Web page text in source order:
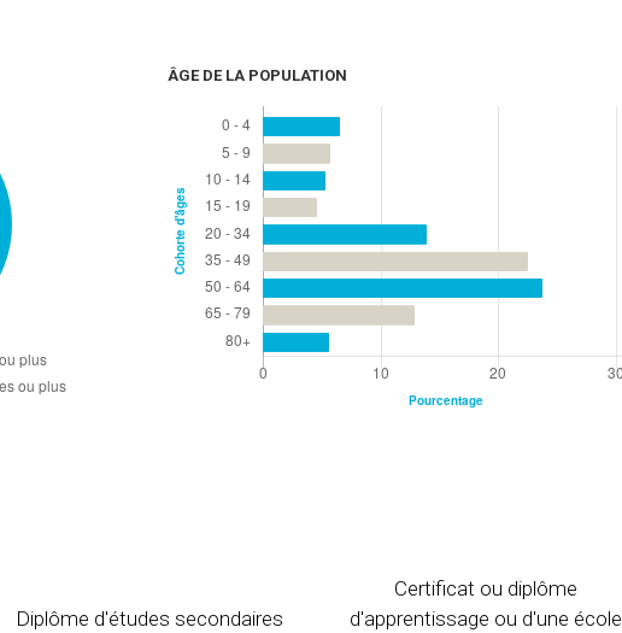
ÂGE DE LA POPULATION
Diplôme d'études secondaires
Certificat ou diplôme
d'apprentissage ou d'une école